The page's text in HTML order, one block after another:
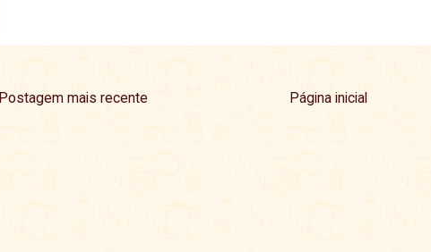
Postagem mais recente Página inicial